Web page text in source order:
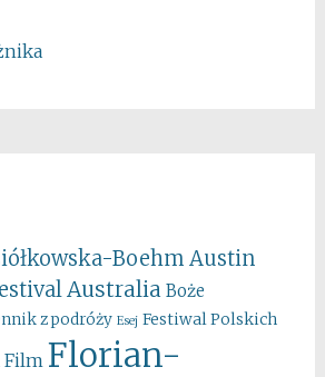
Boehm Austin
Australia Boże
z podróży Esej Festiwal Polskich
Film Florian-